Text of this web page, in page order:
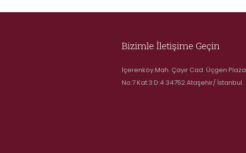
Bizimle İletişime Geçin
İçerenköy Mah. Çayır Cad. Üçgen Plaza
No:7 Kat:3 D:4 34752 Ataşehir/ İstanbul